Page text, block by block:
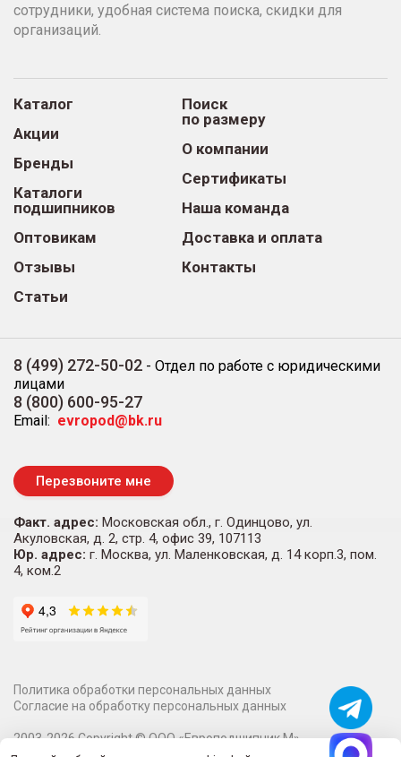
сотрудники, удобная система поиска, скидки для
организаций.
Каталог
Акции
Бренды
Каталоги
подшипников
Оптовикам
Отзывы
Статьи
Поиск
по размеру
О компании
Сертификаты
Наша команда
Доставка и оплата
Контакты
8 (499) 272-50-02 - Отдел по работе с юридическими
лицами
8 (800) 600-95-27
Email: evropod@bk.ru
Перезвоните мне
Факт. адрес: Московская обл., г. Одинцово, ул.
Акуловская, д. 2, стр. 4, офис 39, 107113
Юр. адрес: г. Москва, ул. Маленковская, д. 14 корп.3, пом.
4, ком.2
Политика обработки персональных данных
Согласие на обработку персональных данных
2003-2026Copyright ©ООО «Европодшипник М»
Информация на сайте о технических характеристиках,